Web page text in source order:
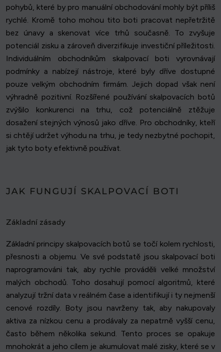
pohybů, které by pro manuální obchodování mohly být příliš
rychlé. Kromě toho mohou tito boti pracovat nepřetržitě
bez únavy a skenovat více trhů současně. To zvyšuje
potenciál zisku a zároveň diverzifikuje investiční příležitosti.
Individuálním obchodníkům skalpovací boti vyrovnávají
podmínky a nabízejí nástroje, které byly dříve dostupné
pouze velkým obchodním firmám. Jejich dopad však není
výhradně pozitivní. Rozšířené používání skalpovacích botů
zvýšilo konkurenci na trhu, což potenciálně ztěžuje
dosažení stejných výnosů jako dříve. Pro obchodníky, kteří
si chtějí udržet výhodu na trhu, je tedy nezbytné pochopit,
jak tyto boty efektivně používat.
JAK FUNGUJÍ SKALPOVACÍ BOTI
Základní zásady
Základní principy skalpovacích botů se točí kolem rychlosti,
přesnosti a objemu. Ve své podstatě jsou skalpovací boti
naprogramováni tak, aby rychle prováděli velké množství
malých obchodů. Toho dosahují pomocí algoritmů, které
analyzují tržní data v reálném čase a identifikují i ty nejmenší
cenové rozdíly. Boty jsou navrženy tak, aby nakupovaly
aktiva za nízkou cenu a prodávaly za nepatrně vyšší cenu,
často během několika sekund. Tento proces se opakuje
mnohokrát a jeho cílem je akumulovat malé zisky, které se v